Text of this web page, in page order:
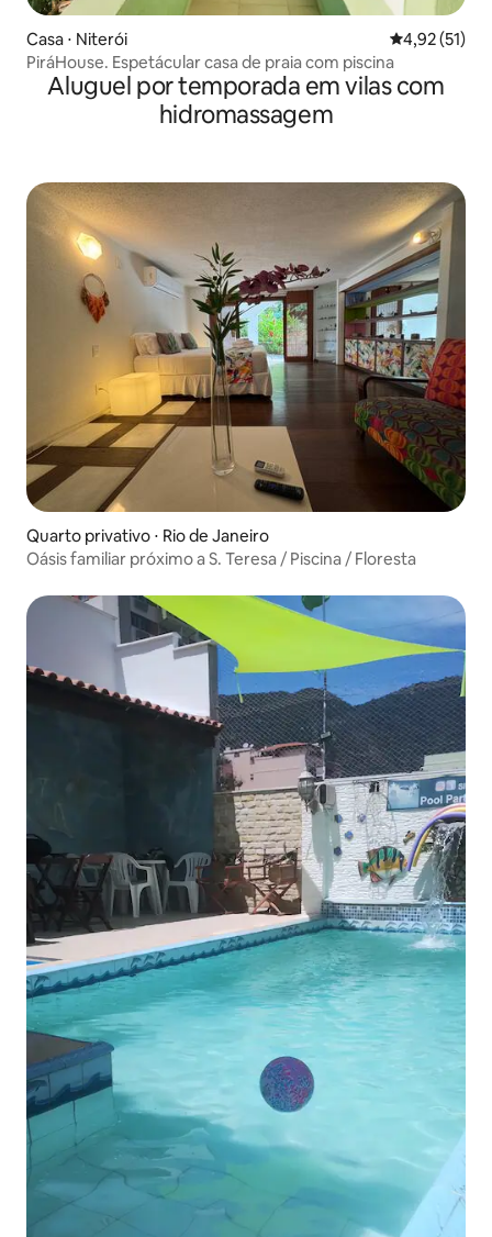
Casa ⋅ Niterói 4,92 de uma
4,92 (51)
PiráHouse. Espetácular casa de praia com piscina
Aluguel por temporada em vilas com
hidromassagem
Quarto privativo ⋅ Rio de Janeiro
Oásis familiar próximo a S. Teresa / Piscina / Floresta